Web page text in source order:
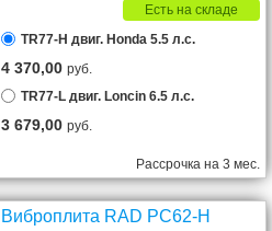
Есть на складе
TR77-H двиг. Honda 5.5 л.с.
4 370,00руб.
TR77-L двиг. Loncin 6.5 л.с.
3 679,00руб.
Рассрочка на 3 мес.
Виброплита RAD PC62-H